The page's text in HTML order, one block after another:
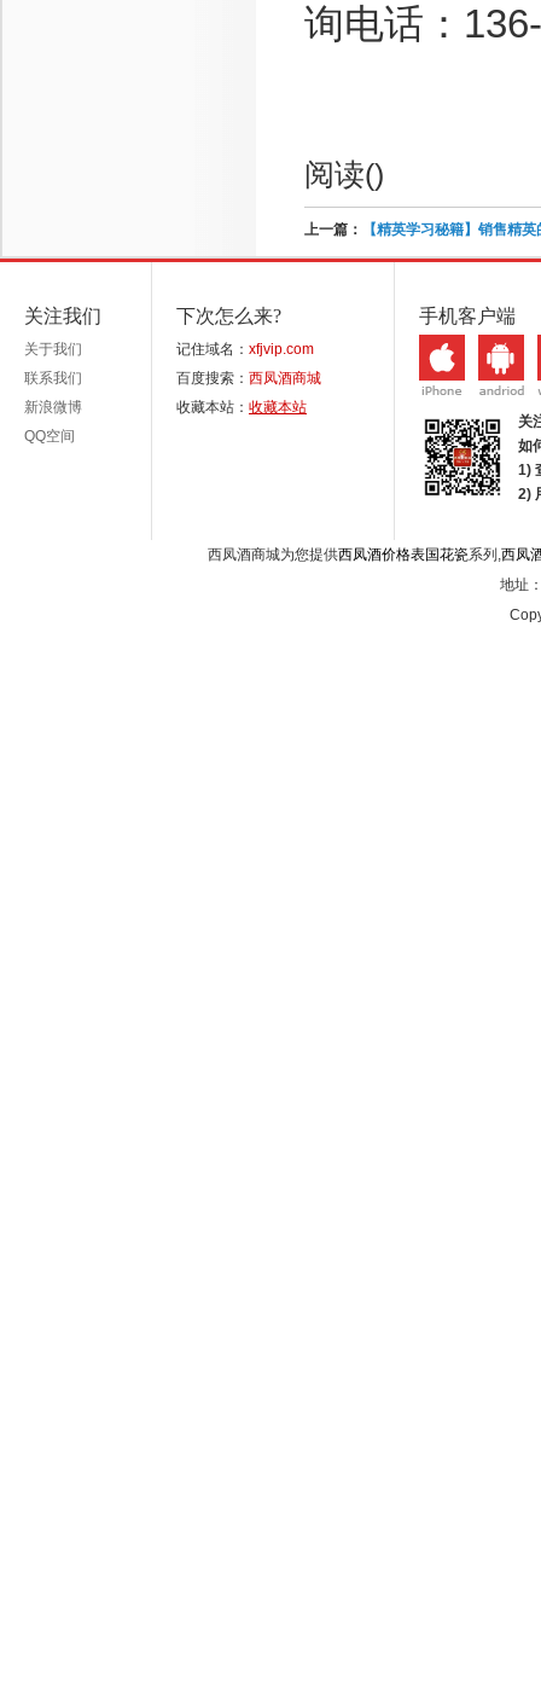
询电话：
阅读()
上一篇： 【精英学习秘籍】销售精
关注我们
关于我们
联系我们
新浪微博
QQ空间
下次怎么来?
记住域名： xfjvip.com
百度搜索： 西凤酒商城
收藏本站： 收藏本站
手机客户端
关
如
1)
2)
西凤酒商城为您提供西凤酒价格表国花瓷系列,西凤
地址